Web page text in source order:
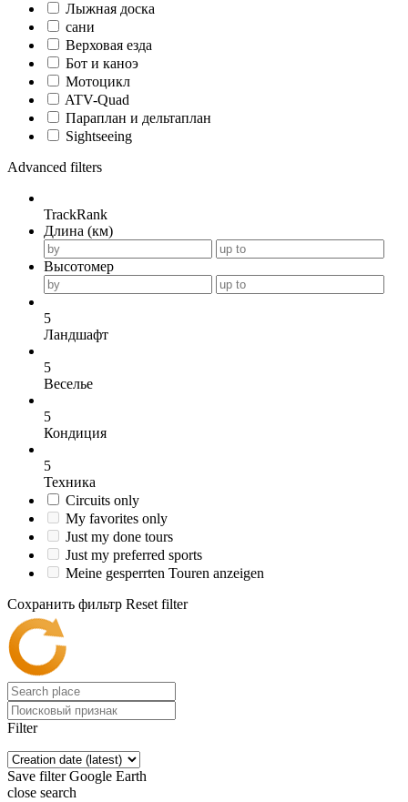
Лыжная доска
сани
Верховая езда
Бот и каноэ
Мотоцикл
ATV-Quad
Параплан и дельтаплан
Sightseeing
Advanced filters
TrackRank
Длина (км)
Высотомер
5
Ландшафт
5
Веселье
5
Кондиция
5
Техника
Circuits only
My favorites only
Just my done tours
Just my preferred sports
Meine gesperrten Touren anzeigen
Сохранить фильтр Reset filter
Filter
Save filter Google Earth
close search